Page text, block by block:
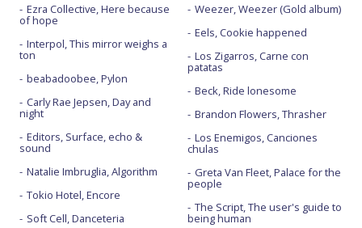
Ezra Collective, Here because
of hope
Interpol, This mirror weighs a
ton
beabadoobee, Pylon
Carly Rae Jepsen, Day and
night
Editors, Surface, echo &
sound
Natalie Imbruglia, Algorithm
Tokio Hotel, Encore
Soft Cell, Danceteria
Weezer, Weezer (Gold album)
Eels, Cookie happened
Los Zigarros, Carne con
patatas
Beck, Ride lonesome
Brandon Flowers, Thrasher
Los Enemigos, Canciones
chulas
Greta Van Fleet, Palace for the
people
The Script, The user's guide to
being human